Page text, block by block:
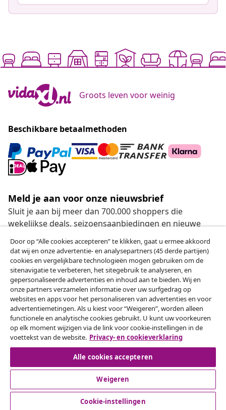
Groots leven voor weinig
Beschikbare betaalmethoden
Meld je aan voor onze nieuwsbrief
Sluit je aan bij meer dan 700.000 shoppers die
wekelijkse deals, seizoensaanbiedingen en nieuwe
Onze sociale media
Herroeping van de overeenkomst
Een annulering voor je bestelling indienen
Herroeping van de overeenkomst
Klantenservice
Door op “Alle cookies accepteren” te klikken, gaat u ermee akkoord
dat wij en onze advertentie- en analysepartners (45 derde partijen)
cookies en vergelijkbare technologieën mogen gebruiken om de
sitenavigatie te verbeteren, het sitegebruik te analyseren, en
gepersonaliseerde advertenties en inhoud aan te bieden. Wij en
onze partners verzamelen informatie over uw surfgedrag op
websites en apps voor het personaliseren van advertenties en voor
advertentiemetingen. Als u kiest voor “Weigeren”, worden alleen
functionele en analytische cookies gebruikt. U kunt uw voorkeuren
op elk moment wijzigen via de link voor cookie-instellingen in de
voettekst van de website. Privacy- en cookieverklaring
Alle cookies accepteren
Weigeren
Cookie-instellingen